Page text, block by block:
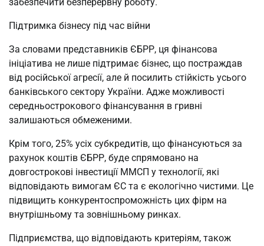
забезпечити безперервну роботу.
Підтримка бізнесу під час війни
За словами представників ЄБРР, ця фінансова
ініціатива не лише підтримає бізнес, що постраждав
від російської агресії, але й посилить стійкість усього
банківського сектору України. Адже можливості
середньострокового фінансування в гривні
залишаються обмеженими.
Крім того, 25% усіх субкредитів, що фінансуються за
рахунок коштів ЄБРР, буде спрямовано на
довгострокові інвестиції ММСП у технології, які
відповідають вимогам ЄС та є екологічно чистими. Це
підвищить конкурентоспроможність цих фірм на
внутрішньому та зовнішньому ринках.
Підприємства, що відповідають критеріям, також